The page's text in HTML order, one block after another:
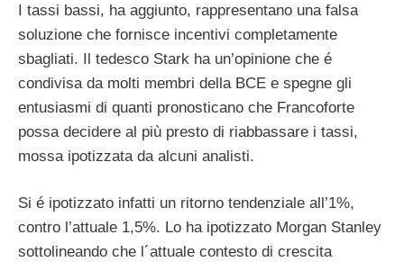
I tassi bassi, ha aggiunto, rappresentano una falsa
soluzione che fornisce incentivi completamente
sbagliati. Il tedesco Stark ha un’opinione che é
condivisa da molti membri della BCE e spegne gli
entusiasmi di quanti pronosticano che Francoforte
possa decidere al più presto di riabbassare i tassi,
mossa ipotizzata da alcuni analisti.
Si é ipotizzato infatti un ritorno tendenziale all’1%,
contro l’attuale 1,5%. Lo ha ipotizzato Morgan Stanley
sottolineando che l´attuale contesto di crescita